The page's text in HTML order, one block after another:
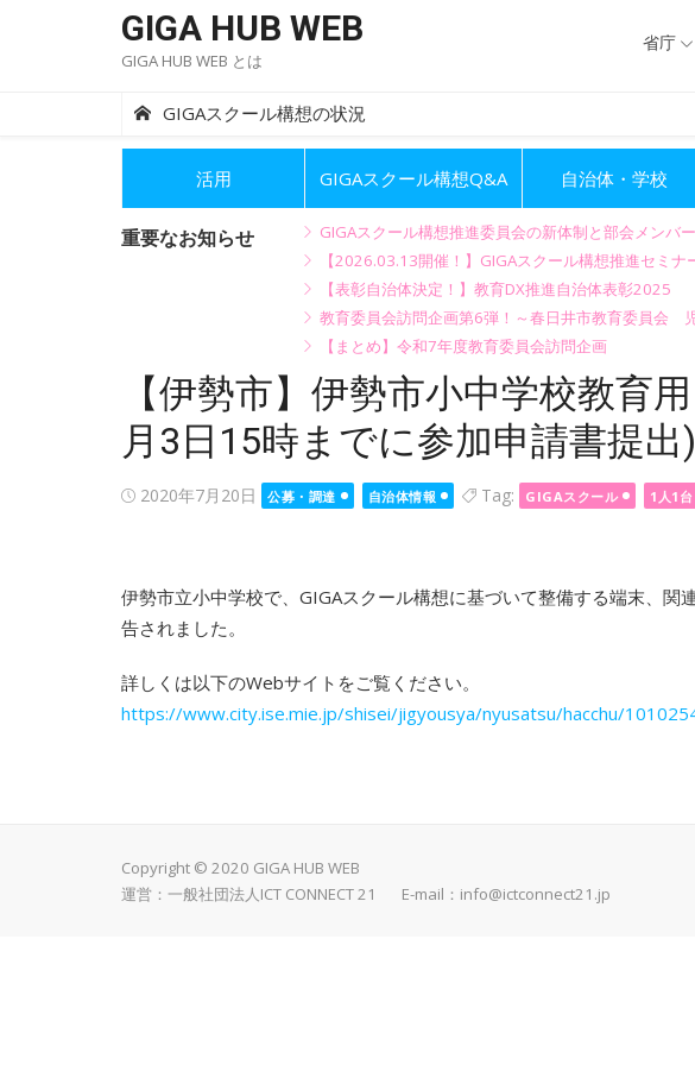
GIGA HUB WEB
GIGA HUB WEB とは
省庁
GIGAスクール構想の状況
活用 GIGAスクール構想Q&A 自治体・学校
重要なお知らせ
GIGAスクール構想推進委員会の新体制と部会メンバ
【2026.03.13開催！】GIGAスクール構想推進セミ
【表彰自治体決定！】教育DX推進自治体表彰2025
教育委員会訪問企画第6弾！～春日井市教育委員会
【まとめ】令和7年度教育委員会訪問企画
【伊勢市】伊勢市小中学校教育
月3日15時までに参加申請書提出)
Posted
2020年7月20日 公募・調達 自治体情報 Tag: GIGAスクール 1人1台
伊勢市立小中学校で、GIGAスクール構想に基づいて整備する端末、
告されました。
詳しくは以下のWebサイトをご覧ください。
https://www.city.ise.mie.jp/shisei/jigyousya/nyusatsu/hacchu/
Copyright © 2020 GIGA HUB WEB
運営：一般社団法人ICT CONNECT 21 E-mail： info@ictconnect21.jp